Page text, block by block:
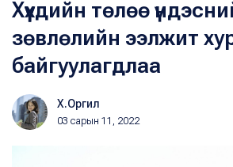
Хүүхдийн төлөө
зөвлөлийн ээлжит
байгуулагдлаа
Х.Оргил
03 сарын 11, 2022